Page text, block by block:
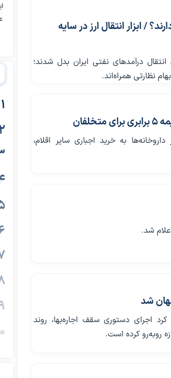
/ ابزار انتقال ارز در سایه
انتقال درآمدهای نفتی ایران بدل شدند؛
نظارتی همراه‌اند.
به خرید اجباری سایر اقلام،
شد.
شد
اجرای دستوری سقف اجاره‌بها، روند
روبه‌رو کرده است.